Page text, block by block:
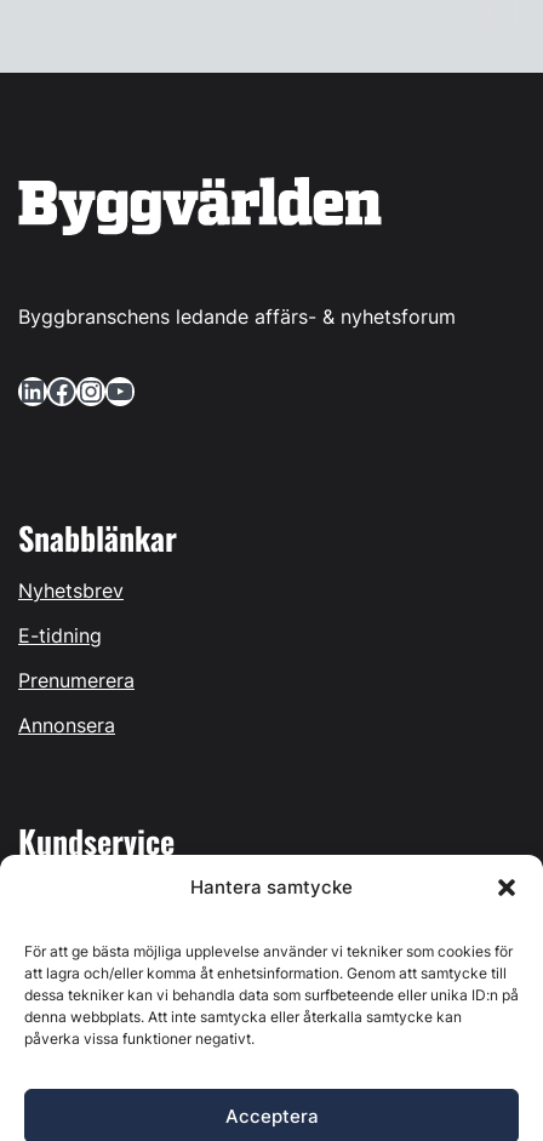
Hantera samtycke
För att ge bästa möjliga upplevelse använder vi tekniker som cookies för
att lagra och/eller komma åt enhetsinformation. Genom att samtycke till
dessa tekniker kan vi behandla data som surfbeteende eller unika ID:n på
denna webbplats. Att inte samtycka eller återkalla samtycke kan
påverka vissa funktioner negativt.
Acceptera
Byggbranschens ledande affärs- & nyhetsforum
LinkedIn Facebook InstagramYouTube
Snabblänkar
Nyhetsbrev
E-tidning
Prenumerera
Annonsera
Kundservice
Kontakta oss
Östernäsvägen 1, 827 32 Ljusdal, org.nr: 556625-6425 -
Ansvarig utgivare: Henrik Ekberg. Innehållet på denna